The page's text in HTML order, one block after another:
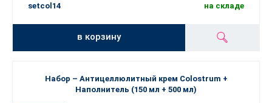
setcol14 на складе
в корзину
Набор – Антицеллюлитный крем Colostrum +
Наполнитель (150 мл + 500 мл)